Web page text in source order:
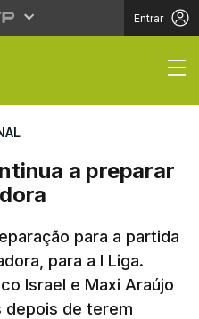
Entrar
a preparar
para a partida
para a I Liga.
Israel e Maxi Araújo
depois de terem